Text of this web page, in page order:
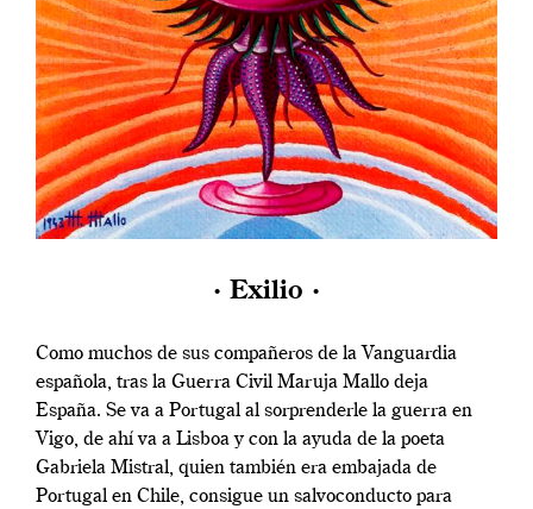
· Exilio ·
Como muchos de sus compañeros de la Vanguardia
española, tras la Guerra Civil Maruja Mallo deja
España. Se va a Portugal al sorprenderle la guerra en
Vigo, de ahí va a Lisboa y con la ayuda de la poeta
Gabriela Mistral, quien también era embajada de
Portugal en Chile, consigue un salvoconducto para